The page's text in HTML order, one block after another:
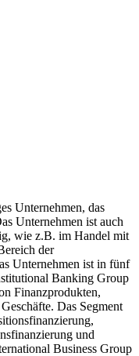
Unternehmen, das
Unternehmen ist auch
wie z.B. im Handel mit
der
Unternehmen ist in fünf
Banking Group
Finanzprodukten,
Das Segment
und
Business Group